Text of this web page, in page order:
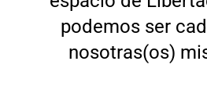
podemos ser
nosotras(os)